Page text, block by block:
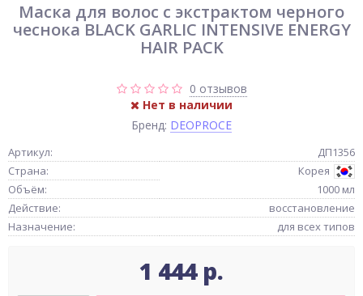
Маска для волос с экстрактом черного
чеснока BLACK GARLIC INTENSIVE ENERGY
HAIR PACK
0 отзывов
Нет в наличии
Бренд: DEOPROCE
Артикул:
ДП1356
Страна:
Корея
Объём:
1000 мл
Действие:
восстановление
Назначение:
для всех типов
1 444 р.